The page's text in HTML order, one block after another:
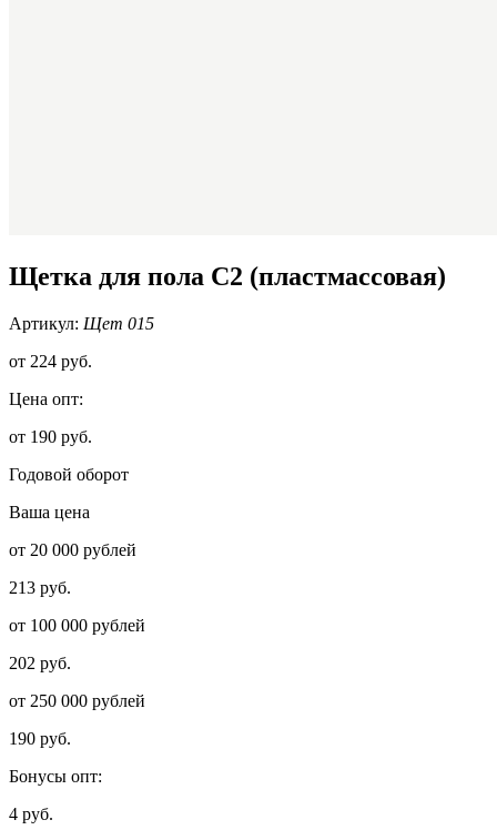
Щетка для пола С2 (пластмассовая)
Артикул: Щет 015
от 224 руб.
Цена опт:
от 190 руб.
Годовой оборот
Ваша цена
от 20 000 рублей
213 руб.
от 100 000 рублей
202 руб.
от 250 000 рублей
190 руб.
Бонусы опт:
4 руб.